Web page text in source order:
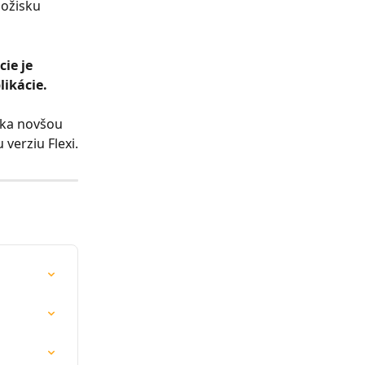
je
novšou
verziu Flexi.